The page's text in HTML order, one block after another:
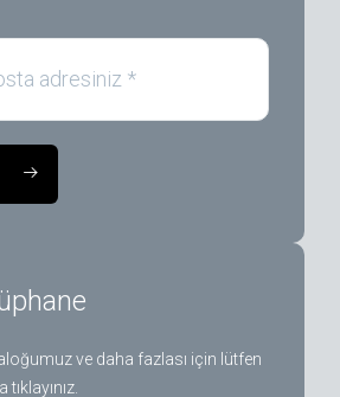
adresiniz *
ve daha fazlası için lütfen